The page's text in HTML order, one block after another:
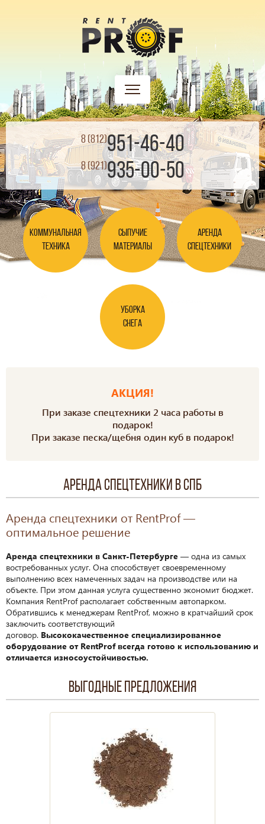
8 (812)951-46-40
8 (921)935-00-50
Коммунальная
техника
Сыпучие
материалы
Аренда
спецтехники
Уборка
снега
АКЦИЯ!
При заказе спецтехники 2 часа работы в
подарок!
При заказе песка/щебня один куб в подарок!
Аренда спецтехники в СПб
Аренда спецтехники от RentProf —
оптимальное решение
Аренда спецтехники в Санкт-Петербурге — одна из самых
востребованных услуг. Она способствует своевременному
выполнению всех намеченных задач на производстве или на
объекте. При этом данная услуга существенно экономит бюджет.
Компания RentProf располагает собственным автопарком.
Обратившись к менеджерам RentProf, можно в кратчайший срок
заключить соответствующий
договор. Высококачественное специализированное
оборудование от RentProf всегда готово к использованию и
отличается износоустойчивостью.
Выгодные предложения